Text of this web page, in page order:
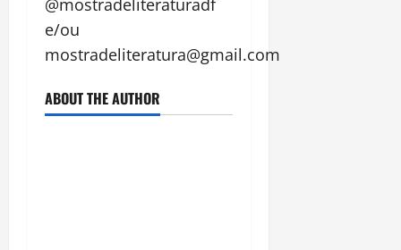
e/ou
mostradeliteratura@gmail.com
ABOUT THE AUTHOR